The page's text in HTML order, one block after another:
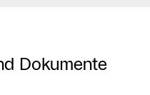
Dokumente